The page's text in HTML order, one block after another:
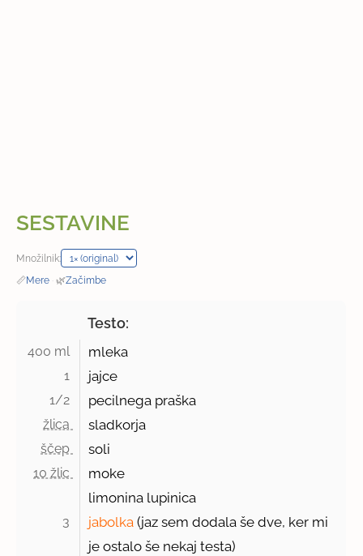
SESTAVINE
Množilnik:
📏Mere · 🌿Začimbe
Testo:
400 ml mleka
1 jajce
1/2 pecilnega praška
žlica sladkorja
ščep soli
10 žlic
moke
limonina lupinica
3 jabolka (jaz sem dodala še dve, ker mi
je ostalo še nekaj testa)